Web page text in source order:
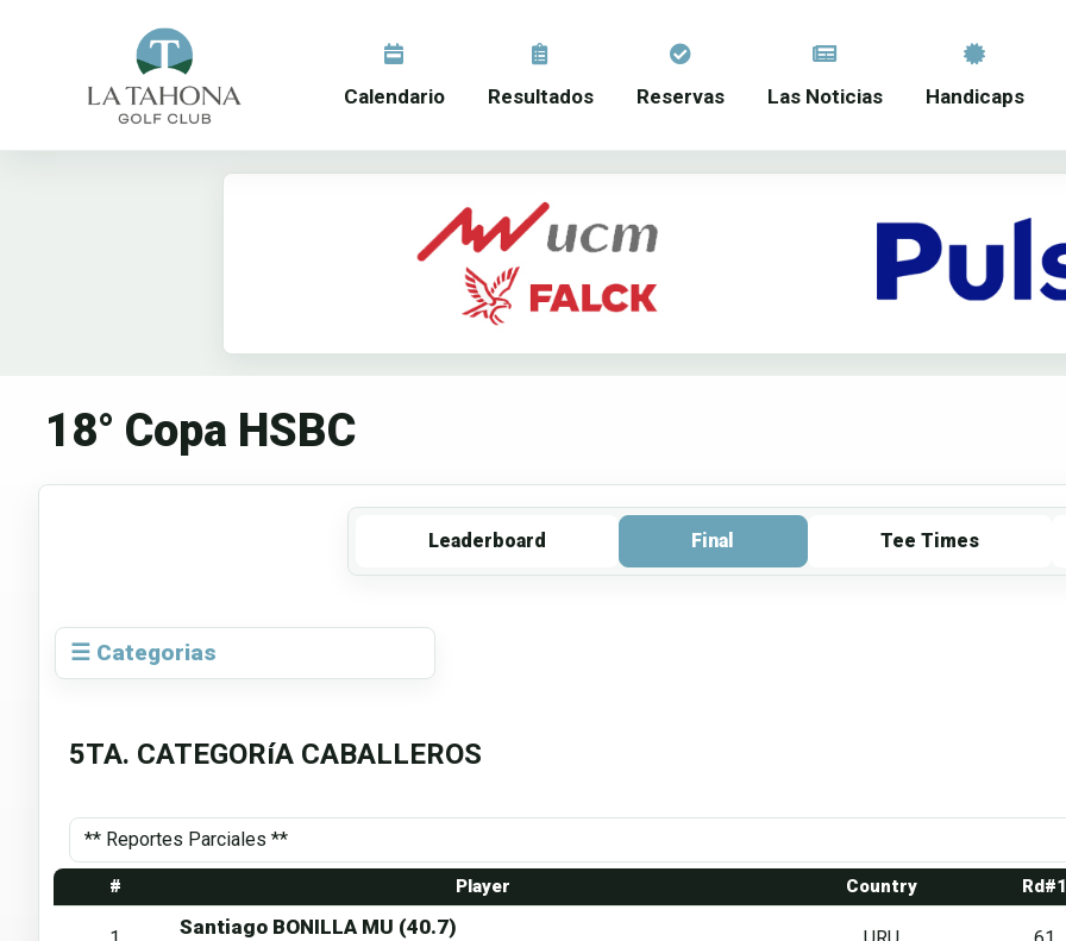
Calendario Resultados Reservas Las Noticias Handicaps
18° Copa HSBC
Leaderboard Final Tee Times
☰ Categorias
5TA. CATEGORíA CABALLEROS
# Player Country Rd#1
Santiago BONILLA MU (40.7)